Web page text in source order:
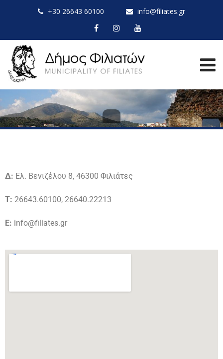
+30 26643 60100 info@filiates.gr
Δ: Ελ. Βενιζέλου 8, 46300 Φιλιάτες
Τ: 26643.60100, 26640.22213
Ε: info@filiates.gr